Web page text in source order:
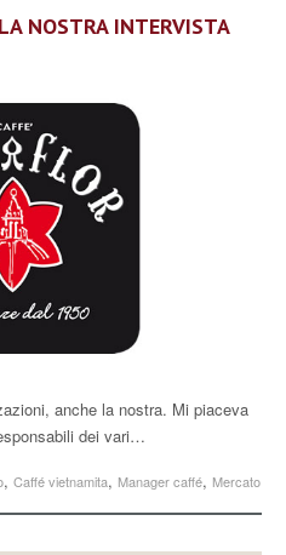
NOSTRA INTERVISTA
anche la nostra. Mi piaceva
dei vari…
, Caffé vietnamita, Manager caffé, Mercato